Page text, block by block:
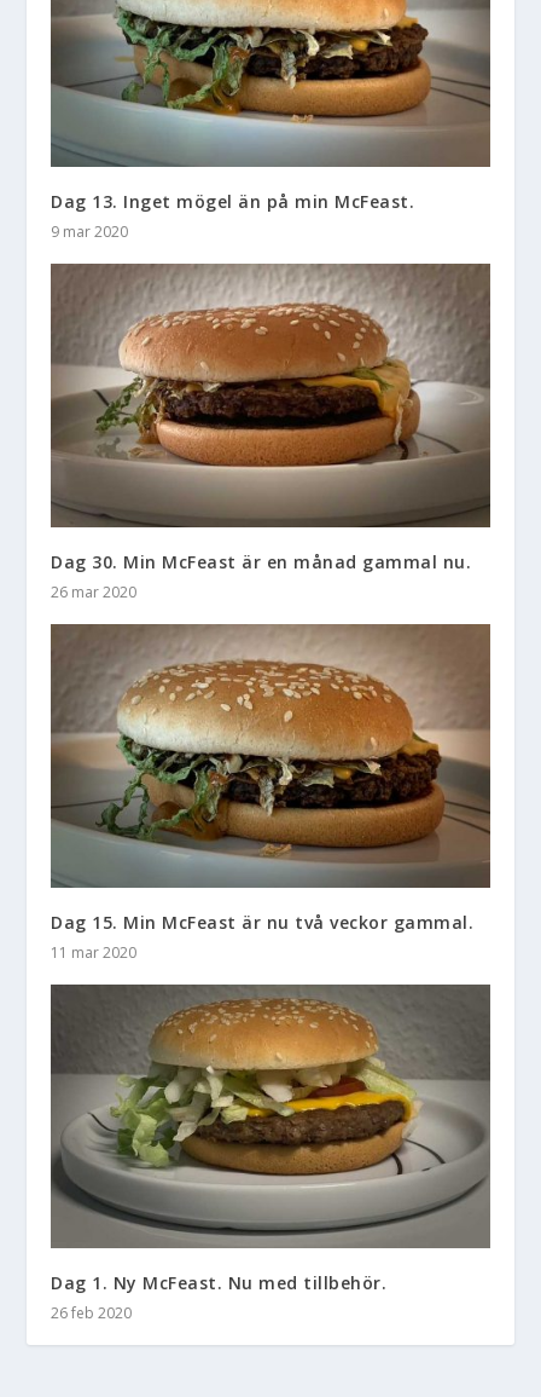
Dag 13. Inget mögel än på min McFeast.
9 mar 2020
Dag 30. Min McFeast är en månad gammal nu.
26 mar 2020
Dag 15. Min McFeast är nu två veckor gammal.
11 mar 2020
Dag 1. Ny McFeast. Nu med tillbehör.
26 feb 2020